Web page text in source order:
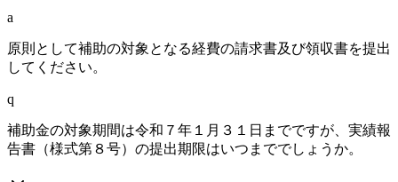
a
原則として補助の対象となる経費の請求書及び領収書を提出
してください。
q
補助金の対象期間は令和７年１月３１日までですが、実績報
告書（様式第８号）の提出期限はいつまででしょうか。